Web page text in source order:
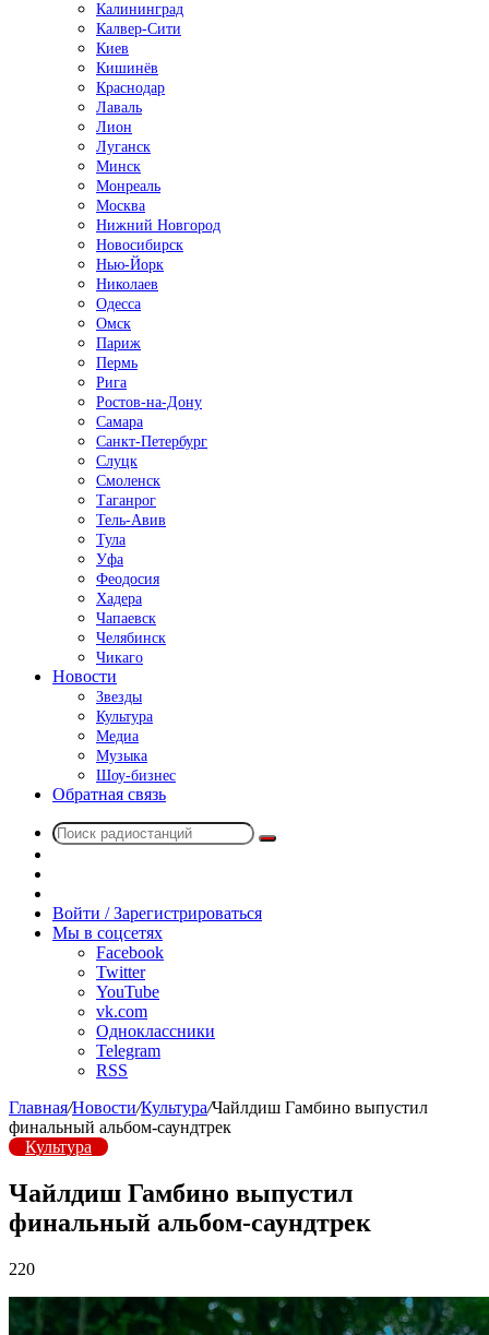
Калининград
Калвер-Сити
Киев
Кишинёв
Краснодар
Лаваль
Лион
Луганск
Минск
Монреаль
Москва
Нижний Новгород
Новосибирск
Нью-Йорк
Николаев
Одесса
Омск
Париж
Пермь
Рига
Ростов-на-Дону
Самара
Санкт-Петербург
Слуцк
Смоленск
Таганрог
Тель-Авив
Тула
Уфа
Феодосия
Хадера
Чапаевск
Челябинск
Чикаго
Новости
Звезды
Культура
Медиа
Музыка
Шоу-бизнес
Обратная связь
Поиск
радио
Войти / Зарегистрироваться
Мы в соцсетях
Facebook
Twitter
YouTube
vk.com
Одноклассники
Telegram
RSS
Главная/Новости/Культура/Чайлдиш Гамбино выпустил
финальный альбом-саундтрек
Культура
Чайлдиш Гамбино выпустил
финальный альбом-саундтрек
220